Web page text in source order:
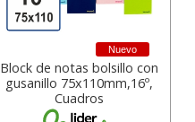
Nuevo
Block de notas bolsillo con
gusanillo 75x110mm,16º,
Cuadros